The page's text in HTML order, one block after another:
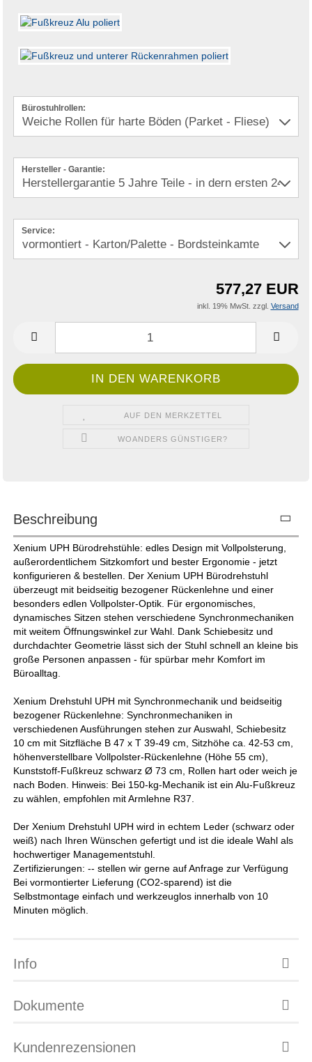
Bürostuhlrollen:
Hersteller - Garantie:
Service:
577,27 EUR
inkl. 19% MwSt. zzgl. Versand
AUF DEN MERKZETTEL
WOANDERS GÜNSTIGER?
Beschreibung
Xenium UPH Bürodrehstühle: edles Design mit Vollpolsterung,
außerordentlichem Sitzkomfort und bester Ergonomie - jetzt
konfigurieren & bestellen. Der Xenium UPH Bürodrehstuhl
überzeugt mit beidseitig bezogener Rückenlehne und einer
besonders edlen Vollpolster-Optik. Für ergonomisches,
dynamisches Sitzen stehen verschiedene Synchronmechaniken
mit weitem Öffnungswinkel zur Wahl. Dank Schiebesitz und
durchdachter Geometrie lässt sich der Stuhl schnell an kleine bis
große Personen anpassen - für spürbar mehr Komfort im
Büroalltag.
Xenium Drehstuhl UPH mit Synchronmechanik und beidseitig
bezogener Rückenlehne: Synchronmechaniken in
verschiedenen Ausführungen stehen zur Auswahl, Schiebesitz
10 cm mit Sitzfläche B 47 x T 39-49 cm, Sitzhöhe ca. 42-53 cm,
höhenverstellbare Vollpolster-Rückenlehne (Höhe 55 cm),
Kunststoff-Fußkreuz schwarz Ø 73 cm, Rollen hart oder weich je
nach Boden. Hinweis: Bei 150-kg-Mechanik ist ein Alu-Fußkreuz
zu wählen, empfohlen mit Armlehne R37.
Der Xenium Drehstuhl UPH wird in echtem Leder (schwarz oder
weiß) nach Ihren Wünschen gefertigt und ist die ideale Wahl als
hochwertiger Managementstuhl.
Zertifizierungen: -- stellen wir gerne auf Anfrage zur Verfügung
Bei vormontierter Lieferung (CO2-sparend) ist die
Selbstmontage einfach und werkzeuglos innerhalb von 10
Minuten möglich.
Info
Dokumente
Kundenrezensionen